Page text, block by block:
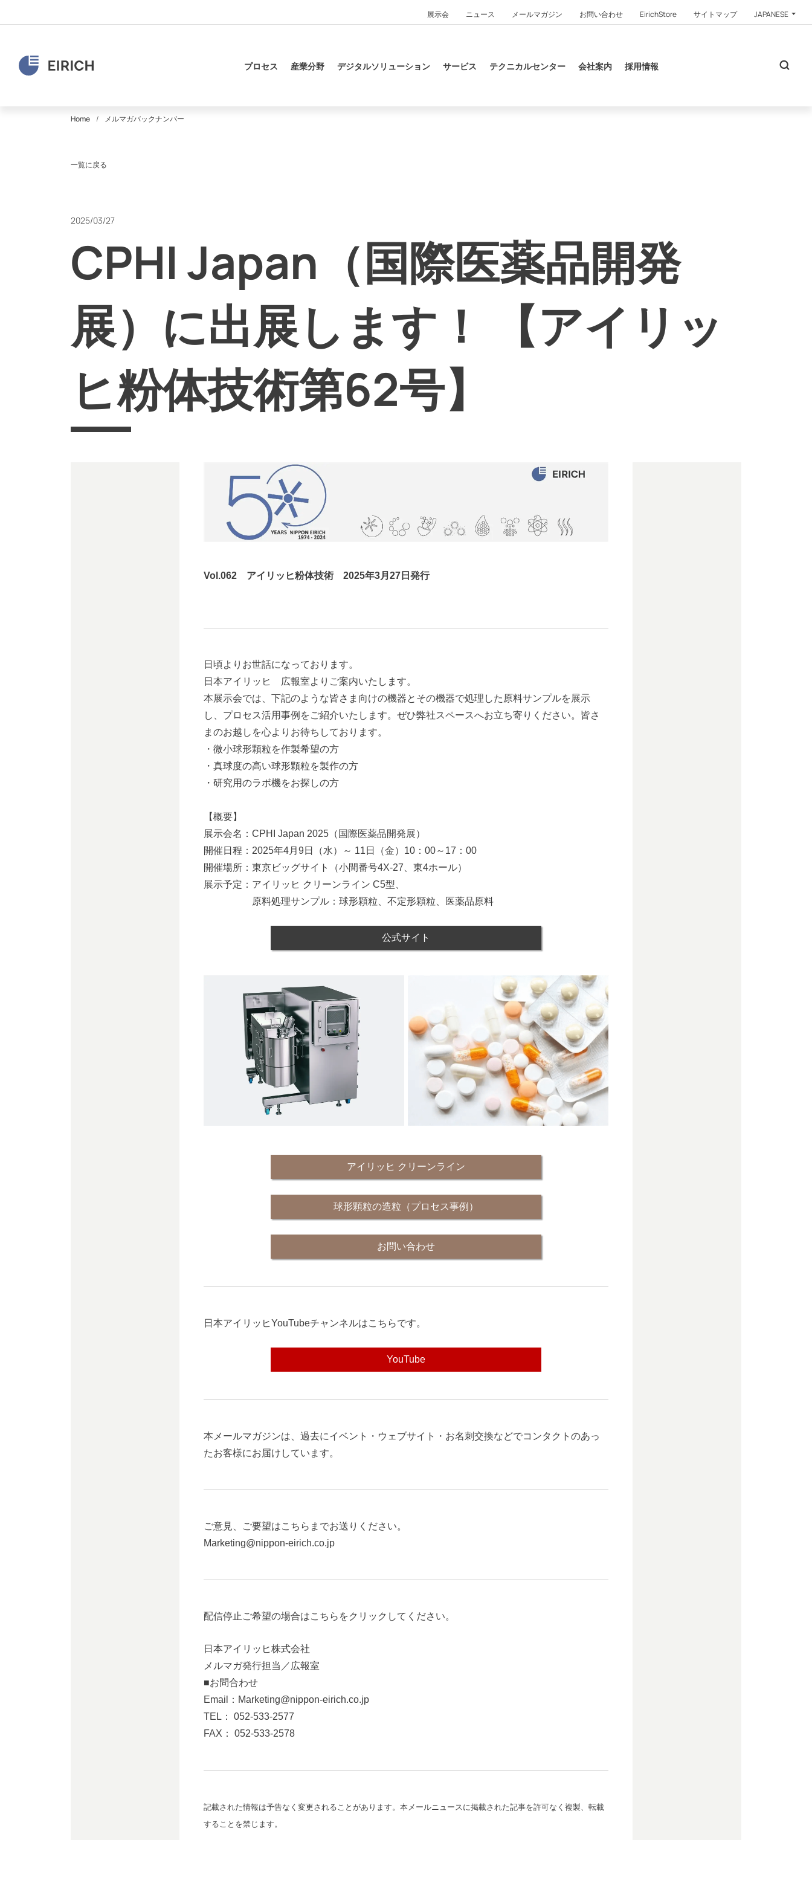
展示会 ニュース メールマガジン お問い合わせ EirichStore サイトマップ JAPANESE
プロセス 産業分野 デジタルソリューション サービス テクニカルセンター 会社案内 採用情報
Home メルマガバックナンバー
一覧に戻る
2025/03/27
CPHI Japan（国際医薬品開発
展）に出展します！ 【アイリッ
ヒ粉体技術第62号】
Vol.062 アイリッヒ粉体技術 2025年3月27 日発行
日頃よりお世話になっております。
日本アイリッヒ 広報室よりご案内いたします。
本展示会では、下記のような皆さま向けの機器とその機器で処理した原料サンプルを展示
し、プロセス活用事例をご紹介いたします。ぜひ弊社スペースへお立ち寄りください。皆さ
まのお越しを心よりお待ちしております。
・微小球形顆粒を作製希望の方
・真球度の高い球形顆粒を製作の方
・研究用のラボ機をお探しの方
【概要】
展示会名：CPHI Japan 2025（国際医薬品開発展）
開催日程：2025年4月9日（水）～ 11日（金）10：00～17：00
開催場所：東京ビッグサイト（小間番号4X-27、東4ホール）
展示予定：アイリッヒ クリーンライン C5型、
原料処理サンプル：球形顆粒、不定形顆粒、医薬品原料
公式サイト
アイリッヒ クリーンライン
球形顆粒の造粒（プロセス事例）
お問い合わせ
日本アイリッヒYouTubeチャンネルはこちらです。
YouTube
本メールマガジンは、過去にイベント・ウェブサイト・お名刺交換などでコンタクトのあっ
たお客様にお届けしています。
ご意見、ご要望はこちらまでお送りください。
Marketing@nippon-eirich.co.jp
配信停止ご希望の場合はこちらをクリックしてください。
日本アイリッヒ株式会社
メルマガ発行担当／広報室
■お問合わせ
Email：Marketing@nippon-eirich.co.jp
TEL： 052-533-2577
FAX： 052-533-2578
記載された情報は予告なく変更されることがあります。本メールニュースに掲載された記事を許可なく複製、転載
することを禁じます。